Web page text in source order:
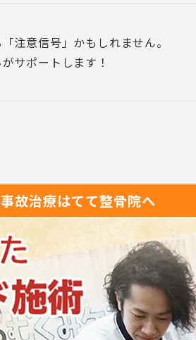
注意信号」かもしれません。
サポートします！
故治療はてて整骨院へ